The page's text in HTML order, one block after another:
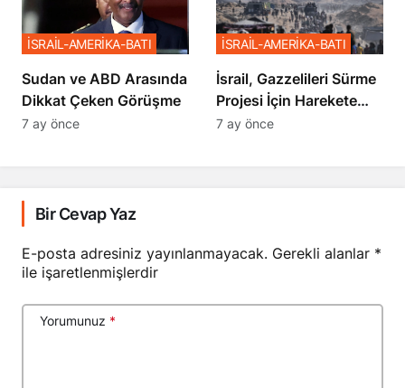
Sudan ve ABD Arasında
Dikkat Çeken Görüşme
İSRAİL-AMERİKA-BATI
7 ay önce
İsrail, Gazzelileri Sürme
Projesi İçin Harekete
Geçti
İSRAİL-AMERİKA-BATI
7 ay önce
Bir Cevap Yaz
E-posta adresiniz yayınlanmayacak. Gerekli alanlar *
ile işaretlenmişlerdir
Yorumunuz *